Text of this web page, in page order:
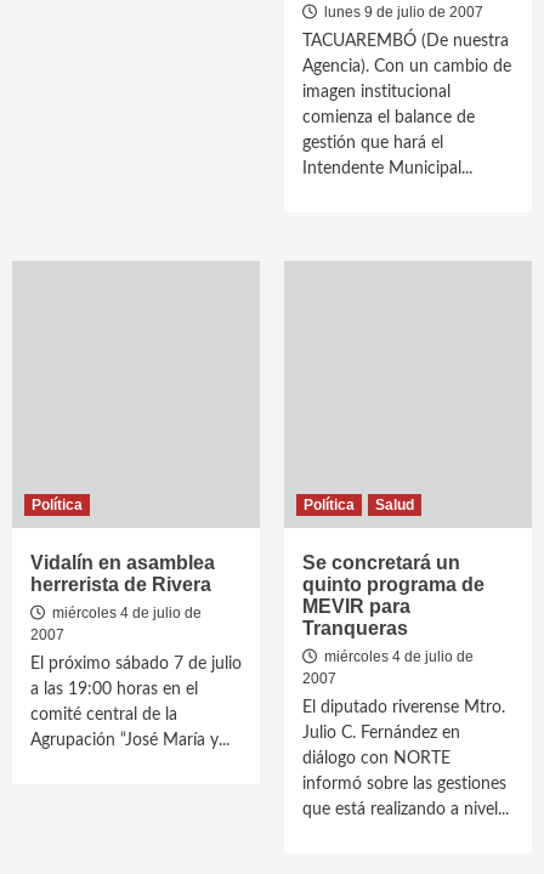
lunes 9 de julio de 2007
TACUAREMBÓ (De nuestra
Agencia). Con un cambio de
imagen institucional
comienza el balance de
gestión que hará el
Intendente Municipal...
Política
Vidalín en asamblea
herrerista de Rivera
miércoles 4 de julio de
2007
El próximo sábado 7 de julio
a las 19:00 horas en el
comité central de la
Agrupación “José María y...
Política Salud
Se concretará un
quinto programa de
MEVIR para
Tranqueras
miércoles 4 de julio de
2007
El diputado riverense Mtro.
Julio C. Fernández en
diálogo con NORTE
informó sobre las gestiones
que está realizando a nivel...